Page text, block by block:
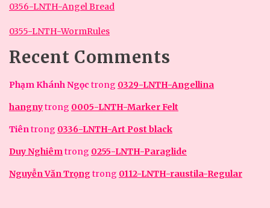
0356-LNTH-Angel Bread
0355-LNTH-WormRules
Recent Comments
Phạm Khánh Ngọc trong 0329-LNTH-Angellina
hangnytrong 0005-LNTH-Marker Felt
Tiêntrong 0336-LNTH-Art Post black
Duy Nghiêmtrong 0255-LNTH-Paraglide
Nguyễn Văn Trọngtrong 0112-LNTH-raustila-Regular